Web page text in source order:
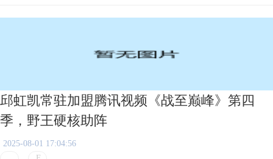
邱虹凯常驻加盟腾讯视频《战至巅峰》第四
季，野王硬核助阵
2025-08-01 17:04:56